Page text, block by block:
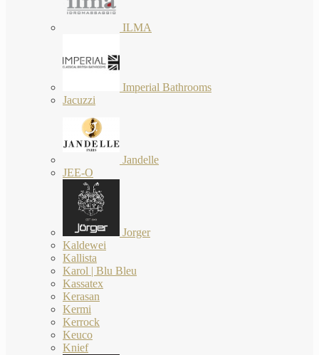
ILMA
Imperial Bathrooms
Jacuzzi
Jandelle
JEE-O
Jorger
Kaldewei
Kallista
Karol | Blu Bleu
Kassatex
Kerasan
Kermi
Kerrock
Keuco
Knief